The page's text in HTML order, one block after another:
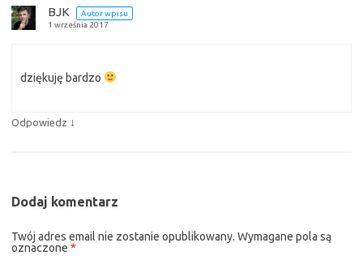
BJK
Autor wpisu
1 września 2017
dziękuję bardzo
Odpowiedz ↓
Dodaj komentarz
Twój adres email nie zostanie opublikowany. Wymagane pola są
oznaczone *